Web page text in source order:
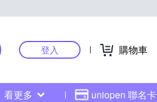
登入 購物車
看更多 uniopen 聯名卡